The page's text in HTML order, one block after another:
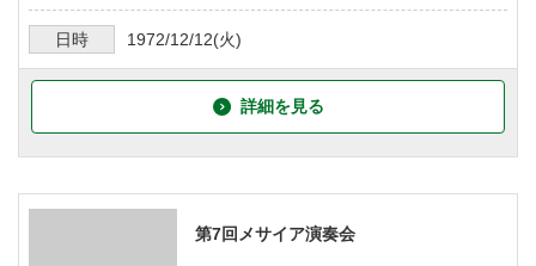
日時 1972/12/12(火)
詳細を見る
第7回メサイア演奏会